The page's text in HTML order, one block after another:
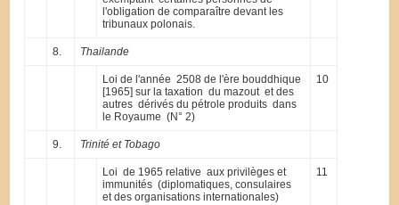
l'obligation de comparaître devant les
tribunaux polonais.
8. Thailande
Loi de l'année 2508 de l'ère bouddhique
[1965] sur la taxation du mazout et des
autres dérivés du pétrole produits dans
le Royaume (N° 2)
10
9. Trinité et Tobago
Loi de 1965 relative aux privilèges et
immunités (diplomatiques, consulaires
et des organisations internationales)
11